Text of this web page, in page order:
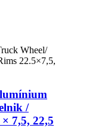
/
7,5, 22,5